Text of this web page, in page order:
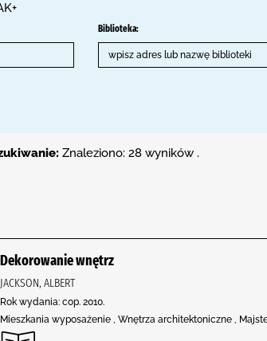
Biblioteka:
Znaleziono: 28 wyników .
Dekorowanie wnętrz
JACKSON, ALBERT
Rok wydania: cop. 2010.
Mieszkania wyposażenie , Wnętrza architektoniczne ,